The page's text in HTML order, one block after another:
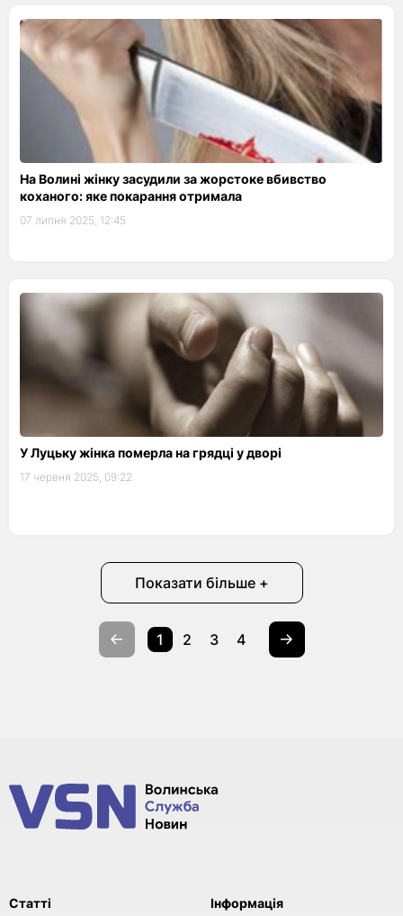
На Волині жінку засудили за жорстоке вбивство
коханого: яке покарання отримала
07 липня 2025, 12:45
У Луцьку жінка померла на грядці у дворі
17 червня 2025, 09:22
Показати більше +
1 2 3 4
Статті Інформація